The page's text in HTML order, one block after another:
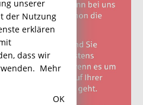
unserer
der Nutzung
erklären
dass wir
Mehr
OK